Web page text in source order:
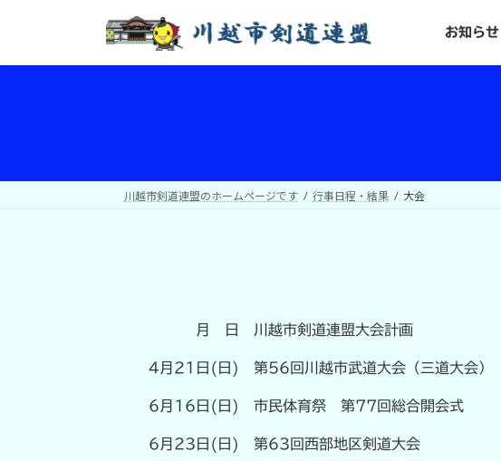
ッ
移
お知らせ
川越市剣道連盟のホームページです 行事日程・結果 大会
月 日 川越市剣道連盟大会計画
4月21日(日) 第56回川越市武道大会（三道大会）
6月16日(日) 市民体育祭 第77回総合開会式
6月23日(日) 第63回西部地区剣道大会